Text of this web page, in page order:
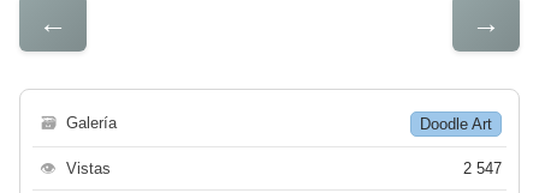
← →
🗃 Galería Doodle Art
👁 Vistas 2 547